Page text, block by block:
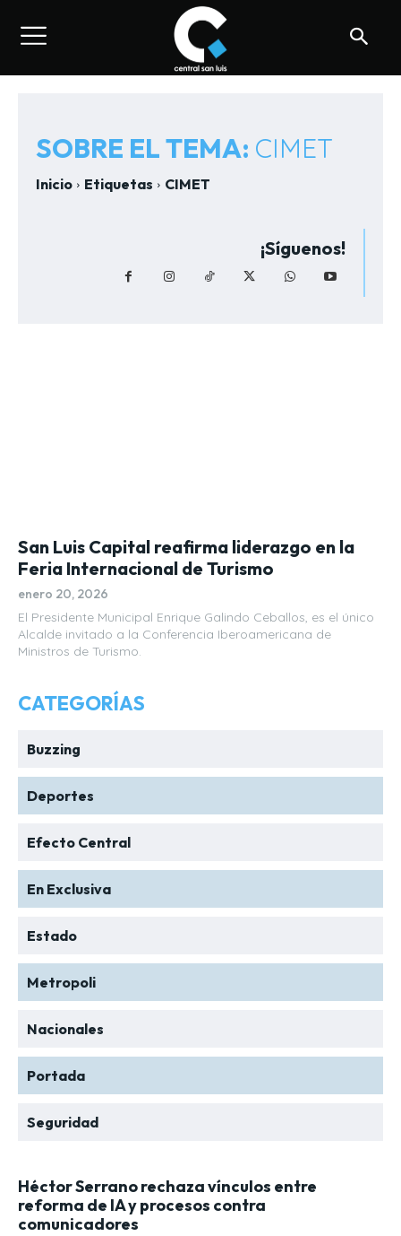
SOBRE EL TEMA: CIMET
Inicio Etiquetas CIMET
¡Síguenos!
San Luis Capital reafirma liderazgo en la
Feria Internacional de Turismo
enero 20, 2026
El Presidente Municipal Enrique Galindo Ceballos, es el único
Alcalde invitado a la Conferencia Iberoamericana de
Ministros de Turismo.
CATEGORÍAS
Buzzing
Deportes
Efecto Central
En Exclusiva
Estado
Metropoli
Nacionales
Portada
Seguridad
Héctor Serrano rechaza vínculos entre
reforma de IA y procesos contra
comunicadores